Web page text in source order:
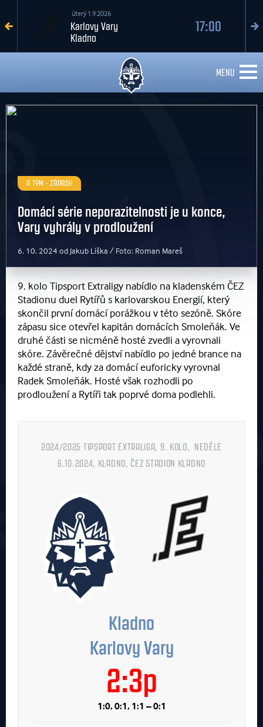
úterý 1.9.2026
Karlovy Vary
Kladno
17:00
MENU
A TÝM - ZÁPASY
Domácí série neporazitelnosti je u konce,
Vary vyhrály v prodloužení
6. 10. 2024 od Jakub Liška / Foto: Roman Mareš
9. kolo Tipsport Extraligy nabídlo na kladenském ČEZ
Stadionu duel Rytířů s karlovarskou Energií, který
skončil první domácí porážkou v této sezóně. Skóre
zápasu sice otevřel kapitán domácích Smoleňák. Ve
druhé části se nicméně hosté zvedli a vyrovnali
skóre. Závěrečné dějství nabídlo po jedné brance na
každé straně, kdy za domácí euforicky vyrovnal
Radek Smoleňák. Hosté však rozhodli po
prodloužení a Rytíři tak poprvé doma podlehli.
2024/2025 TIPSPORT EXTRALIGA, 9. KOLO, NEDĚLE
6.10.2024, KLADNO, ČEZ STADION KLADNO
Kladno
Karlovy Vary
2:3p
1:0, 0:1, 1:1 – 0:1